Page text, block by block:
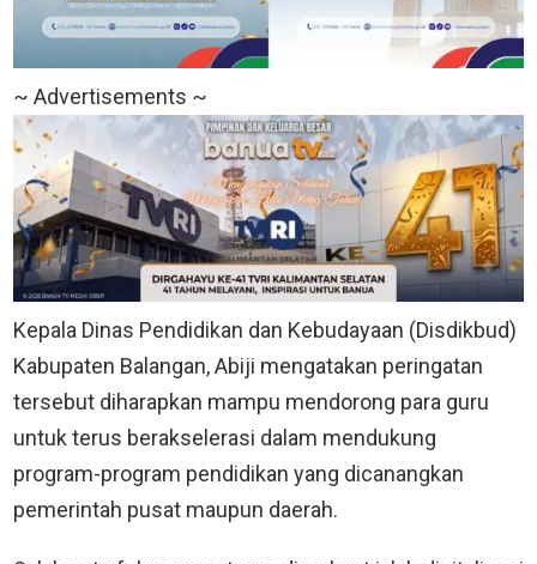
~ Advertisements ~
Kepala Dinas Pendidikan dan Kebudayaan (Disdikbud)
Kabupaten Balangan, Abiji mengatakan peringatan
tersebut diharapkan mampu mendorong para guru
untuk terus berakselerasi dalam mendukung
program-program pendidikan yang dicanangkan
pemerintah pusat maupun daerah.